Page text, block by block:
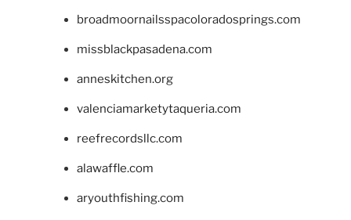
broadmoornailsspacoloradosprings.com
missblackpasadena.com
anneskitchen.org
valenciamarketytaqueria.com
reefrecordsllc.com
alawaffle.com
aryouthfishing.com